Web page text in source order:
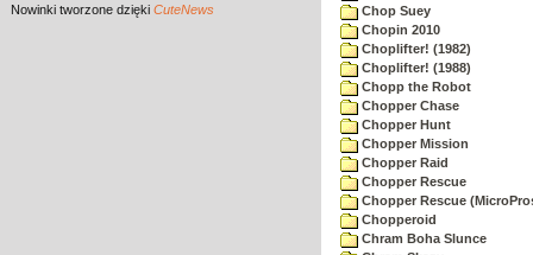
Nowinki tworzone dzięki CuteNews
Chop Suey
Chopin 2010
Choplifter! (1982)
Choplifter! (1988)
Chopp the Robot
Chopper Chase
Chopper Hunt
Chopper Mission
Chopper Raid
Chopper Rescue
Chopper Rescue
Chopperoid
Chram Boha Slunce